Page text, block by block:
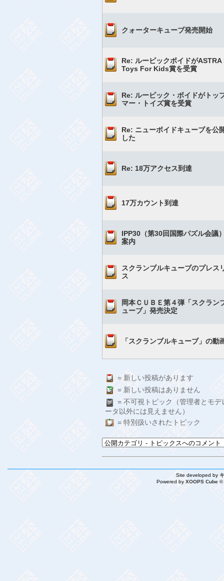
クォーターキューブ発売開始
Re: ルービックボイドが
Toys For Kids賞を受賞
Re: ルービック・ボイドがトッ
マー・トイズ賞を受賞
Re: ニューボイドキューブを公
した
Re: 18万アクセス到達
17万カウント到達
IPP30（第30回国際パズル会議
案内
スクランブルキューブのプレス
ス
岡本ＣＵＢＥ第４弾「スクラン
ューブ」発売決定
「スクランブルキューブ」の動
= 新しい投稿があります
= 新しい投稿はありません
= 不可視トピック（管理者とモデ
ータ以外には見えません）
= 特別扱いされたトピック
Site developed by
Powered by XOOPS Cube ©